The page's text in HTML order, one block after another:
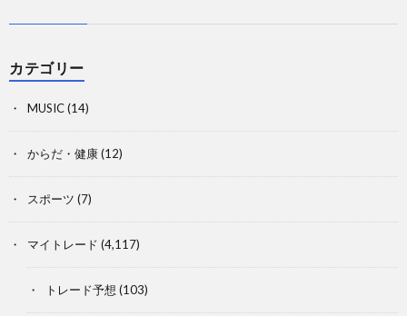
カテゴリー
MUSIC(14)
からだ・健康(12)
スポーツ (7)
マイトレード (4,117)
トレード予想 (103)